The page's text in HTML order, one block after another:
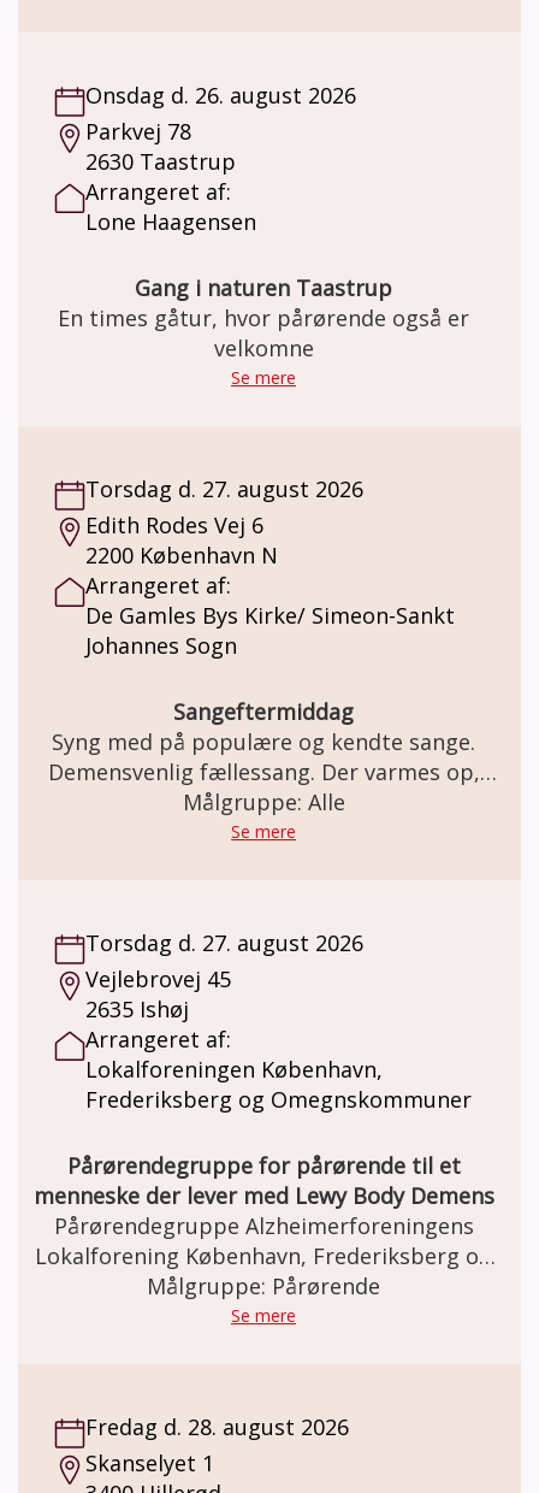
Onsdag d. 26. august 2026
Parkvej 78
2630 Taastrup
Arrangeret af:
Lone Haagensen
Gang i naturen Taastrup
En times gåtur, hvor pårørende også er
velkomne
Se mere
Torsdag d. 27. august 2026
Edith Rodes Vej 6
2200 København N
Arrangeret af:
De Gamles Bys Kirke/ Simeon-Sankt
Johannes Sogn
Sangeftermiddag
Syng med på populære og kendte sange.
Demensvenlig fællessang. Der varmes op,
inden vi synger (om årstiderne, glæder,
sorger, naturen, og meget mere i selskab)
Målgruppe: Alle
Se mere
Torsdag d. 27. august 2026
Vejlebrovej 45
2635 Ishøj
Arrangeret af:
Lokalforeningen København,
Frederiksberg og Omegnskommuner
Pårørendegruppe for pårørende til et
menneske der lever med Lewy Body Demens
Pårørendegruppe Alzheimerforeningens
Lokalforening København, Frederiksberg og
Omegnskommuner for pårørende til
mennesker der lever med Lewy Body
Alzheimerforeningens pårørendegruppe-
koncept: • Små, trygge grupper for støtte
Målgruppe: Pårørende
Se mere
Fredag d. 28. august 2026
Skanselyet 1